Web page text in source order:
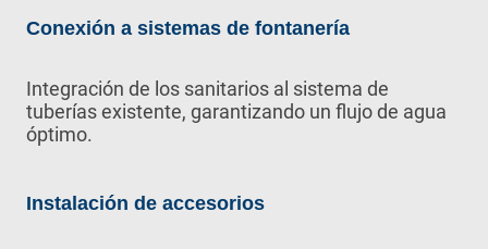
Conexión a sistemas de fontanería
Integración de los sanitarios al sistema de
tuberías existente, garantizando un flujo de agua
óptimo.
Instalación de accesorios